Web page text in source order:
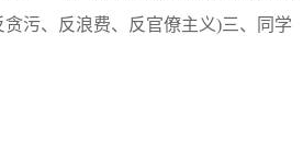
污、反浪费、反官僚主义)三、同学